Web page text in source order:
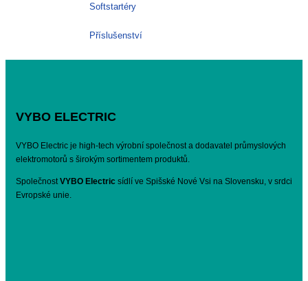
Softstartéry
Příslušenství
VYBO ELECTRIC
VYBO Electric je high-tech výrobní společnost a dodavatel průmyslových
elektromotorů s širokým sortimentem produktů.
Společnost VYBO Electric sídlí ve Spišské Nové Vsi na Slovensku, v srdci
Evropské unie.